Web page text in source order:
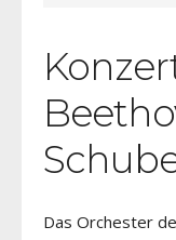
Das Orchester